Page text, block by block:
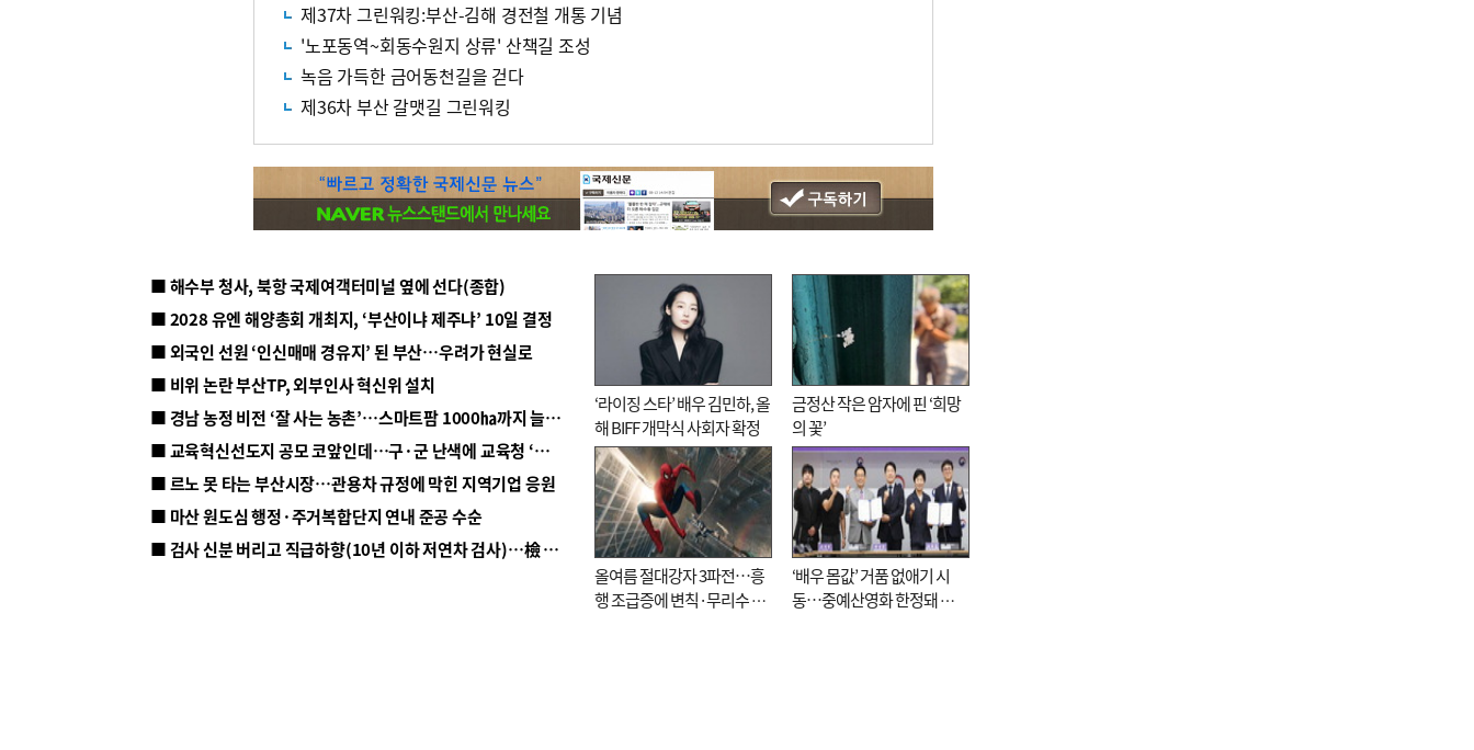
제37차 그린워킹:부산-김해 경전철 개통 기념
'노포동역~회동수원지 상류' 산책길 조성
녹음 가득한 금어동천길을 걷다
제36차 부산 갈맷길 그린워킹
■ 해수부 청사, 북항 국제여객터미널 옆에 선다(종합)
■ 2028 유엔 해양총회 개최지, ‘부산이냐 제주냐’ 10일 결정
■ 외국인 선원 ‘인신매매 경유지’ 된 부산…우려가 현실로
■ 비위 논란 부산TP, 외부인사 혁신위 설치
■ 경남 농정 비전 ‘잘 사는 농촌’…스마트팜 1000㏊까지 늘린다
■ 교육혁신선도지 공모 코앞인데…구·군 난색에 교육청 ‘쩔쩔’
■ 르노 못 타는 부산시장…관용차 규정에 막힌 지역기업 응원
■ 마산 원도심 행정·주거복합단지 연내 준공 수순
■ 검사 신분 버리고 직급하향(10년 이하 저연차 검사)…檢 중수청행 기피
‘라이징 스타’ 배우 김민하, 올
해 BIFF 개막식 사회자 확정
금정산 작은 암자에 핀 ‘희망
의 꽃’
올여름 절대강자 3파전…흥
행 조급증에 변칙·무리수 마
‘배우 몸값’ 거품 없애기 시
동…중예산영화 한정돼 실